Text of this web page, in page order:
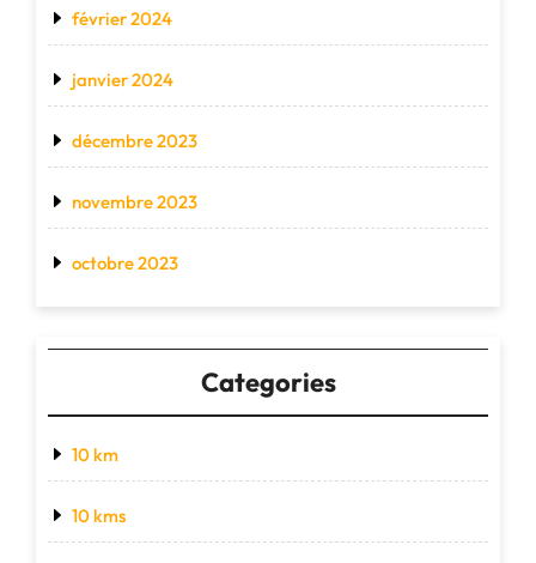
février 2024
janvier 2024
décembre 2023
novembre 2023
octobre 2023
Categories
10 km
10 kms